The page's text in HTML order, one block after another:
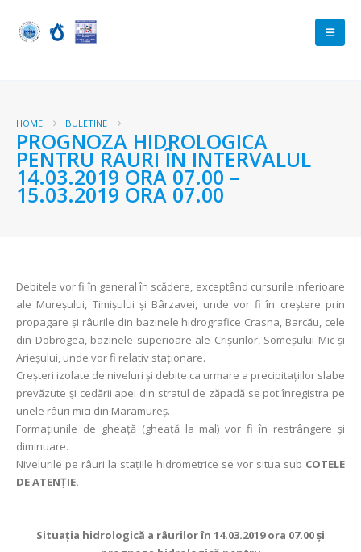
HOME BULETINE
PROGNOZA HIDROLOGICA
PENTRU RAURI ÎN INTERVALUL
14.03.2019 ORA 07.00 –
15.03.2019 ORA 07.00
Debitele vor fi în general în scădere, exceptând cursurile inferioare
ale Mureșului, Timișului și Bârzavei, unde vor fi în creştere prin
propagare și râurile din bazinele hidrografice Crasna, Barcău, cele
din Dobrogea, bazinele superioare ale Crișurilor, Someșului Mic și
Arieșului, unde vor fi relativ staţionare.
Creșteri izolate de niveluri și debite ca urmare a precipitațiilor slabe
prevăzute și cedării apei din stratul de zăpadă se pot înregistra pe
unele râuri mici din Maramureș.
Formațiunile de gheață (gheaţă la mal) vor fi în restrângere și
diminuare.
Nivelurile pe râuri la stațiile hidrometrice se vor situa sub COTELE
DE ATENȚIE.
Situaţia hidrologică a râurilor în 14.03.2019 ora 07.00 şi